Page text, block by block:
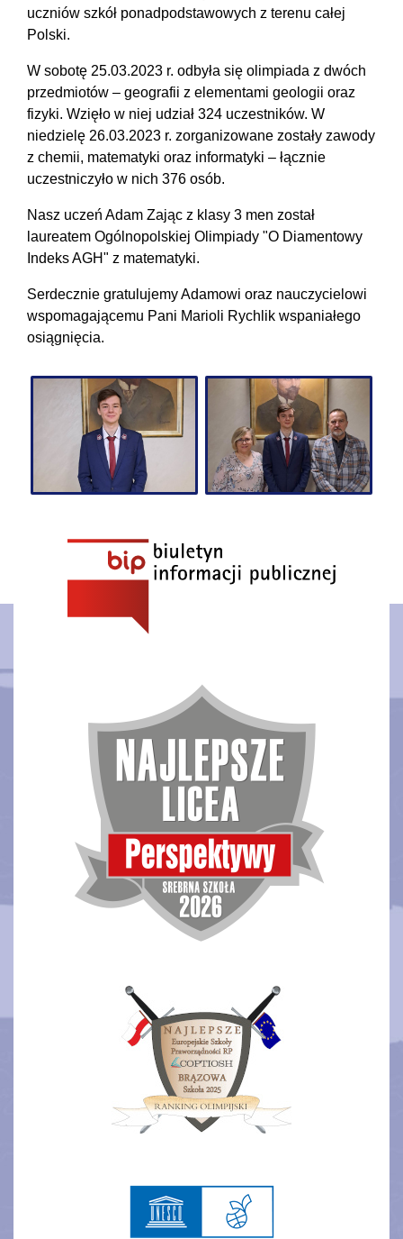
uczniów szkół ponadpodstawowych z terenu całej
Polski.
W sobotę 25.03.2023 r. odbyła się olimpiada z dwóch
przedmiotów – geografii z elementami geologii oraz
fizyki. Wzięło w niej udział 324 uczestników. W
niedzielę 26.03.2023 r. zorganizowane zostały zawody
z chemii, matematyki oraz informatyki – łącznie
uczestniczyło w nich 376 osób.
Nasz uczeń Adam Zając z klasy 3 men został
laureatem Ogólnopolskiej Olimpiady "O Diamentowy
Indeks AGH" z matematyki.
Serdecznie gratulujemy Adamowi oraz nauczycielowi
wspomagającemu Pani Marioli Rychlik wspaniałego
osiągnięcia.